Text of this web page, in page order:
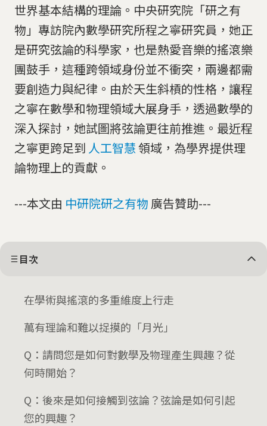
世界基本結構的理論。中央研究院「研之有
物」專訪院內數學研究所程之寧研究員，她正
是研究弦論的科學家，也是熱愛音樂的搖滾樂
團鼓手，這種跨領域身份並不衝突，兩邊都需
要創造力與紀律。由於天生斜槓的性格，讓程
之寧在數學和物理領域大展身手，透過數學的
深入探討，她試圖將弦論更往前推進。最近程
之寧更跨足到 人工智慧領域，為學界提供理
論物理上的貢獻。
---本文由 中研院研之有物 廣告贊助---
目次
在學術與搖滾的多重維度上行走
萬有理論和難以捉摸的「月光」
Q：請問您是如何對數學及物理產生興趣？從
何時開始？
Q：後來是如何接觸到弦論？弦論是如何引起
您的興趣？